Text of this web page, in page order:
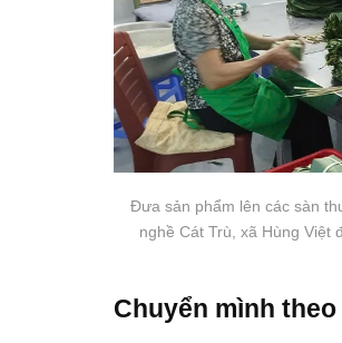
Đưa sản phẩm lên các sàn
nghề Cát Trù, xã Hùng
Chuyển mình